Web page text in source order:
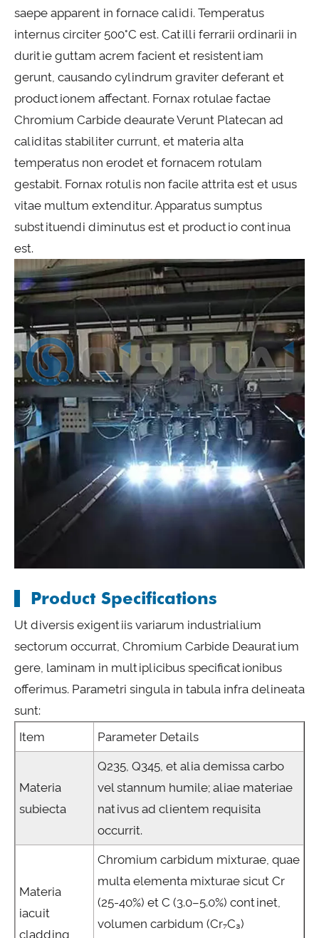
saepe apparent in fornace calidi. Temperatus
internus circiter 500°C est. Catilli ferrarii ordinarii in
duritie guttam acrem facient et resistentiam
gerunt, causando cylindrum graviter deferant et
productionem affectant. Fornax rotulae factae
Chromium Carbide deaurate Verunt Platecan ad
caliditas stabiliter currunt, et materia alta
temperatus non erodet et fornacem rotulam
gestabit. Fornax rotulis non facile attrita est et usus
vitae multum extenditur. Apparatus sumptus
substituendi diminutus est et productio continua
est.
Product Specifications
Ut diversis exigentiis variarum industrialium
sectorum occurrat, Chromium Carbide Deauratium
gere, laminam in multiplicibus specificationibus
offerimus. Parametri singula in tabula infra delineata
sunt:
Item
Parameter Details
Materia
subiecta
Q235, Q345, et alia demissa carbo
vel stannum humile; aliae materiae
nativus ad clientem requisita
occurrit.
Materia
iacuit
cladding
Chromium carbidum mixturae, quae
multa elementa mixturae sicut Cr
(25-40%) et C (3.0–5.0%) continet,
volumen carbidum (Cr₇C₃)